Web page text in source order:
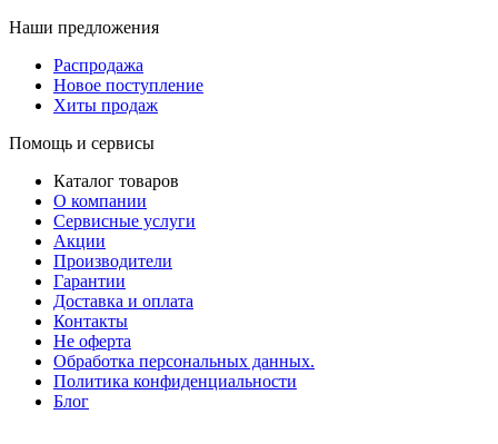
Наши предложения
Распродажа
Новое поступление
Хиты продаж
Помощь и сервисы
Каталог товаров
О компании
Сервисные услуги
Акции
Производители
Гарантии
Доставка и оплата
Контакты
Не оферта
Обработка персональных данных.
Политика конфиденциальности
Блог